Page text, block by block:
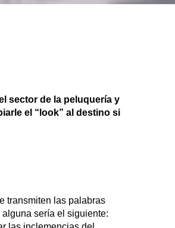
sector de la peluquería y
el “look” al destino si
transmiten las palabras
sería el siguiente: